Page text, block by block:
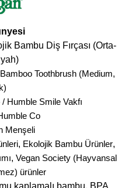
Bambu Diş Fırçası (Orta-
Toothbrush (Medium,
Humble Smile Vakfı
Co
Menşeli
, Ekolojik Bambu Ürünler,
, Vegan Society (Hayvansal
ürünler
kaplamalı bambu. BPA